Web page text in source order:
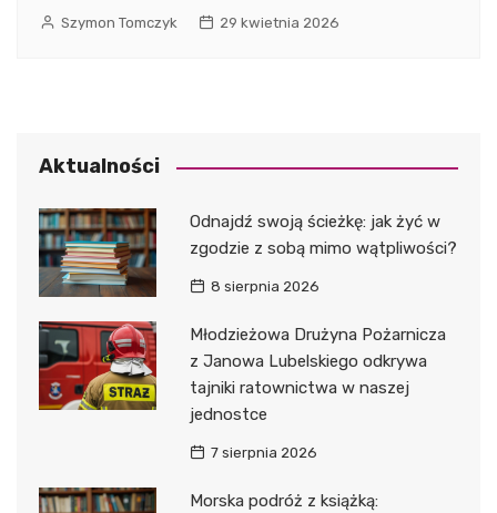
Szymon Tomczyk 29 kwietnia 2026
Aktualności
Odnajdź swoją ścieżkę: jak żyć w
zgodzie z sobą mimo wątpliwości?
8 sierpnia 2026
Młodzieżowa Drużyna Pożarnicza
z Janowa Lubelskiego odkrywa
tajniki ratownictwa w naszej
jednostce
7 sierpnia 2026
Morska podróż z książką: